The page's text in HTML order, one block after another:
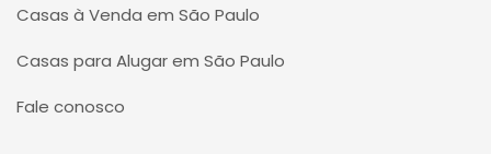
Casas à Venda em São Paulo
Casas para Alugar em São Paulo
Fale conosco